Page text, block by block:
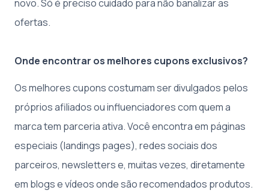
novo. Só é preciso cuidado para não banalizar as
ofertas.
Onde encontrar os melhores cupons exclusivos?
Os melhores cupons costumam ser divulgados pelos
próprios afiliados ou influenciadores com quem a
marca tem parceria ativa. Você encontra em páginas
especiais (landings pages), redes sociais dos
parceiros, newsletters e, muitas vezes, diretamente
em blogs e vídeos onde são recomendados produtos.